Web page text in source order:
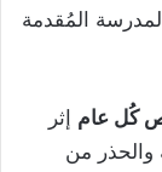
المُقدمة
كُل عام إثر
والحذر من